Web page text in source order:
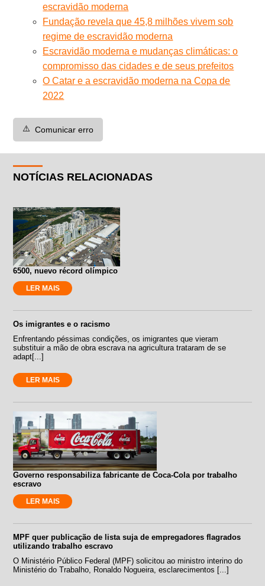
escravidão moderna
Fundação revela que 45,8 milhões vivem sob
regime de escravidão moderna
Escravidão moderna e mudanças climáticas: o
compromisso das cidades e de seus prefeitos
O Catar e a escravidão moderna na Copa de
2022
⚠️ Comunicar erro
NOTÍCIAS RELACIONADAS
6500, nuevo récord olímpico
LER MAIS
Os imigrantes e o racismo
Enfrentando péssimas condições, os imigrantes que vieram
substituir a mão de obra escrava na agricultura trataram de se
adapt[...]
LER MAIS
Governo responsabiliza fabricante de Coca-Cola por trabalho
escravo
LER MAIS
MPF quer publicação de lista suja de empregadores flagrados
utilizando trabalho escravo
O Ministério Público Federal (MPF) solicitou ao ministro interino do
Ministério do Trabalho, Ronaldo Nogueira, esclarecimentos [...]